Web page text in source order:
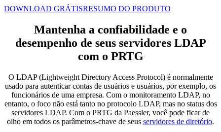
DOWNLOAD GRÁTISRESUMO DO PRODUTO
Mantenha a confiabilidade e o
desempenho de seus servidores LDAP
com o PRTG
O LDAP (Lightweight Directory Access Protocol) é normalmente
usado para autenticar contas de usuários e usuários, por exemplo, os
funcionários de uma empresa. Com o monitoramento LDAP, no
entanto, o foco não está tanto no protocolo LDAP, mas no status dos
servidores LDAP. Com o PRTG da Paessler, você pode ficar de
olho em todos os parâmetros-chave de seus servidores de diretório.